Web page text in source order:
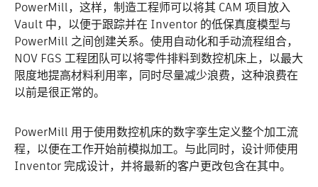
PowerMill，这样，制造工程师可以将其 CAM 项目放入
Vault 中，以便于跟踪并在 Inventor 的低保真度模型与
PowerMill 之间创建关系。使用自动化和手动流程组合，
NOV FGS 工程团队可以将零件排料到数控机床上，以最大
限度地提高材料利用率，同时尽量减少浪费，这种浪费在
以前是很正常的。
PowerMill 用于使用数控机床的数字孪生定义整个加工流
程，以便在工作开始前模拟加工。与此同时，设计师使用
Inventor 完成设计，并将最新的客户更改包含在其中。